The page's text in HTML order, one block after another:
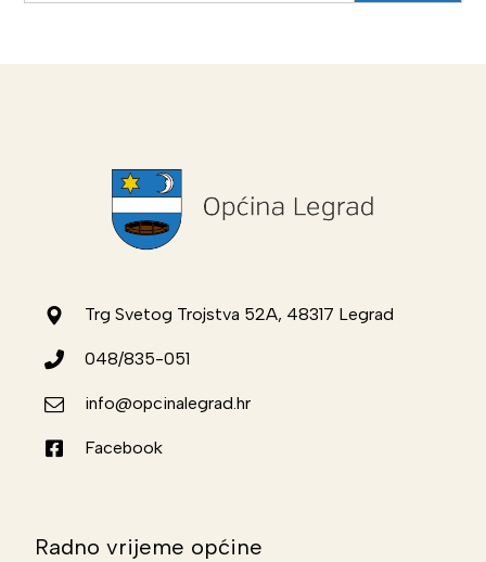
Trg Svetog Trojstva 52A, 48317 Legrad
048/835-051
info@opcinalegrad.hr
Facebook
Radno vrijeme općine